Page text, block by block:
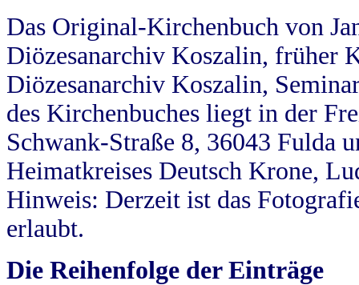
Das Original-Kirchenbuch von
Diözesanarchiv Koszalin, früher
Diözesanarchiv Koszalin,
des Kirchenbuches liegt in der
Schwank-Straße 8, 36043 Fulda
Heimatkreises Deutsch Krone,
Hinweis: Derzeit ist das
erlaubt.
Die Reihenfolge der Einträge